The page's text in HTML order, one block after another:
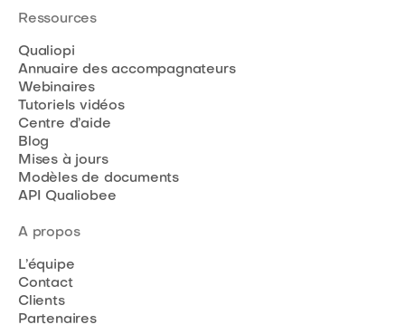
Ressources
Qualiopi
Annuaire des accompagnateurs
Webinaires
Tutoriels vidéos
Centre d’aide
Blog
Mises à jours
Modèles de documents
API Qualiobee
A propos
L’équipe
Contact
Clients
Partenaires